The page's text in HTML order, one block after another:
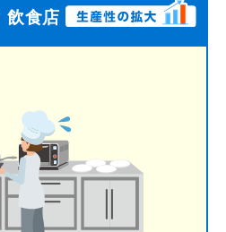
飲食店